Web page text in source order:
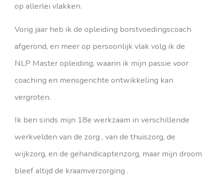
op allerlei vlakken.
Vorig jaar heb ik de opleiding borstvoedingscoach
afgerond, en meer op persoonlijk vlak volg ik de
NLP Master opleiding, waarin ik mijn passie voor
coaching en mensgerichte ontwikkeling kan
vergroten.
Ik ben sinds mijn 18e werkzaam in verschillende
werkvelden van de zorg , van de thuiszorg, de
wijkzorg, en de gehandicaptenzorg, maar mijn droom
bleef altijd de kraamverzorging .